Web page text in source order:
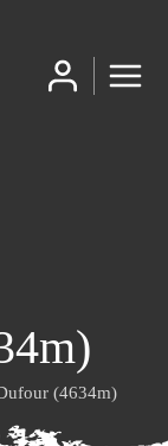
(4634m)